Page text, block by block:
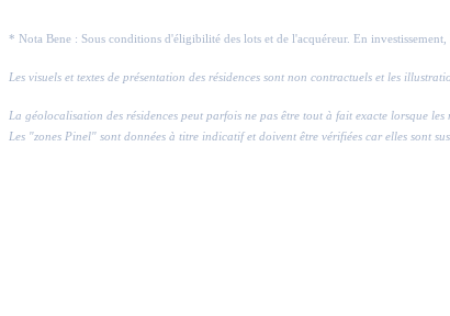
* Nota Bene : Sous conditions d'éligibilité des lots et de l'acquéreur. En
Les visuels et textes de présentation des résidences sont non contractuels et les
La géolocalisation des résidences peut parfois ne pas être tout à fait exacte lorsque
Les "zones Pinel" sont données à titre indicatif et doivent être vérifiées car elles sont